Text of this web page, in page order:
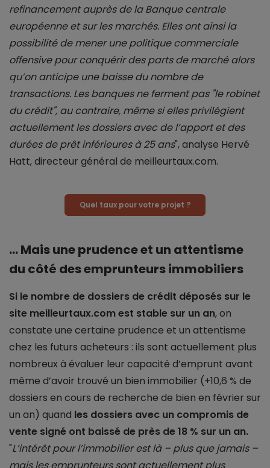
refinancement auprès de la Banque centrale
européenne et sur les marchés. Elles ont ainsi la
possibilité de mener une politique commerciale
offensive pour conquérir des parts de marché alors
qu’on anticipe une baisse du nombre de
transactions. Les banques ne ferment pas "le robinet
du crédit", au contraire, même si elles privilégient
actuellement les dossiers avec de l’apport et des
durées de prêt inférieures à 25 ans", analyse Hervé
Hatt, directeur général de meilleurtaux.com.
Quel taux pour votre projet ?
… Mais une prudence et un attentisme
du côté des emprunteurs immobiliers
Si le nombre de dossiers de crédit déposés sur le
site meilleurtaux.com est stable sur un an, on
constate une certaine prudence et un attentisme
chez les futurs acheteurs : ils sont actuellement plus
nombreux à évaluer leur capacité d’emprunt avant
même d’avoir trouvé un bien immobilier (+10,6 % de
dossiers en cours de recherche de bien en février sur
un an) quand les dossiers avec un compromis de
vente signé ont baissé de près de 18 % sur un an.
"L’intérêt pour l’immobilier est là – plus que jamais –
mais les emprunteurs sont actuellement plus